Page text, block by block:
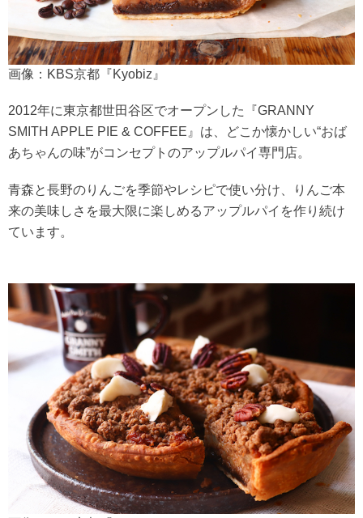
画像：KBS京都『Kyobiz』
2012年に東京都世田谷区でオープンした『GRANNY
SMITH APPLE PIE & COFFEE』は、どこか懐かしい“おば
あちゃんの味”がコンセプトのアップルパイ専門店。
青森と長野のりんごを季節やレシピで使い分け、りんご本
来の美味しさを最大限に楽しめるアップルパイを作り続け
ています。